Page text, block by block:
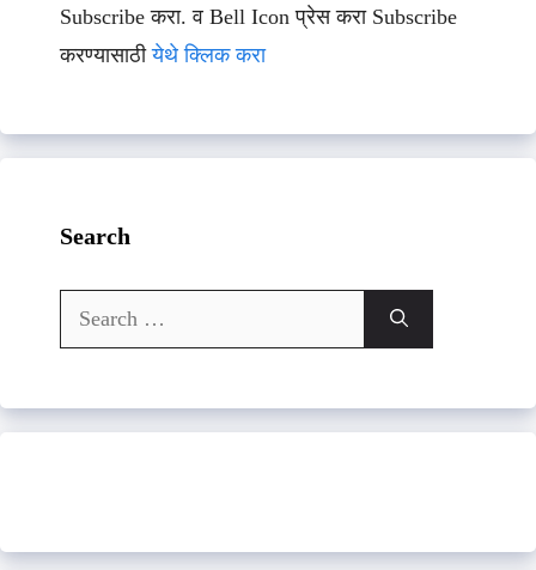
Subscribe करा. व Bell Icon प्रेस करा Subscribe
करण्यासाठीयेथे क्लिक करा
Search
Search
for: